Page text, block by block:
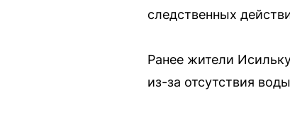
следственных
Ранее жители
из-за отсутствия